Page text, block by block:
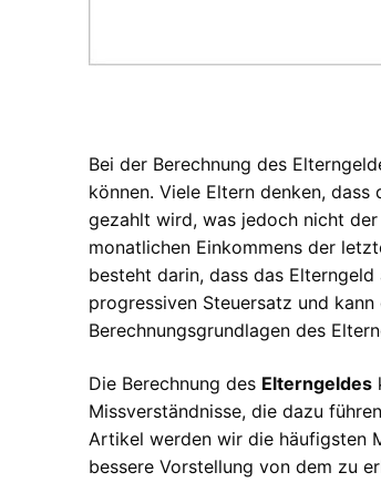
Bei der Berechnung des
können. Viele Eltern denken,
gezahlt wird, was jedoch nicht
monatlichen Einkommens der
besteht darin, dass das
progressiven Steuersatz und
Berechnungsgrundlagen des
Die Berechnung des Elterngeldes
Missverständnisse, die dazu
Artikel werden wir die häufigsten
bessere Vorstellung von dem zu